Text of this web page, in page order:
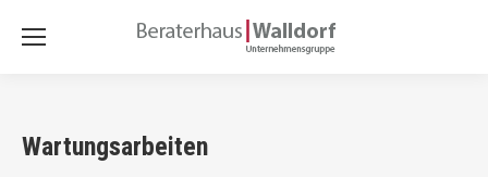
Wartungsarbeiten